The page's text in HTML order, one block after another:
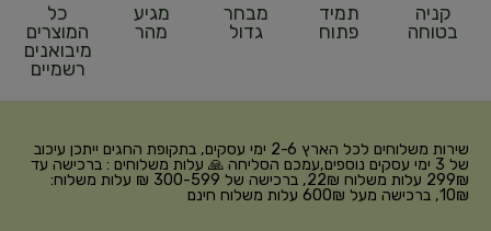
קניה
בטוחה
תמיד
פתוח
מבחר
גדול
מגיע
מהר
כל
המוצרים
מיבואנים
רשמיים
שירות משלוחים לכל הארץ 2-6 ימי עסקים, בתקופת החגים ייתכן עיכוב
של 3 ימי עסקים נוספים,עמכם הסליחה 🙏 עלות משלוחים : ברכישה עד
299₪ עלות משלוח 22₪, ברכישה של 300-599 ₪ עלות משלוח:
10₪, ברכישה מעל 600₪ עלות משלוח חינם